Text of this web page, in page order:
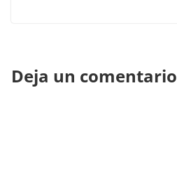
Deja un comentario